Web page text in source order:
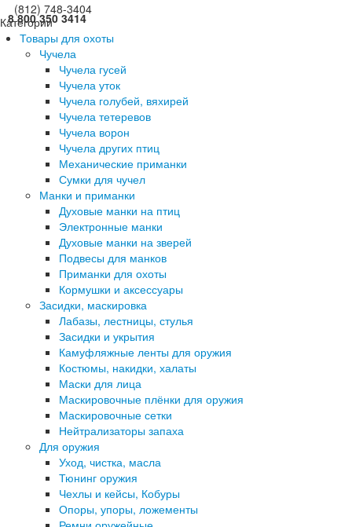
(812) 748-3404
8 800 350 3414
Категории
Товары для охоты
Чучела
Чучела гусей
Чучела уток
Чучела голубей, вяхирей
Чучела тетеревов
Чучела ворон
Чучела других птиц
Механические приманки
Сумки для чучел
Манки и приманки
Духовые манки на птиц
Электронные манки
Духовые манки на зверей
Подвесы для манков
Приманки для охоты
Кормушки и аксессуары
Засидки, маскировка
Лабазы, лестницы, стулья
Засидки и укрытия
Камуфляжные ленты для оружия
Костюмы, накидки, халаты
Маски для лица
Маскировочные плёнки для оружия
Маскировочные сетки
Нейтрализаторы запаха
Для оружия
Уход, чистка, масла
Тюнинг оружия
Чехлы и кейсы, Кобуры
Опоры, упоры, ложементы